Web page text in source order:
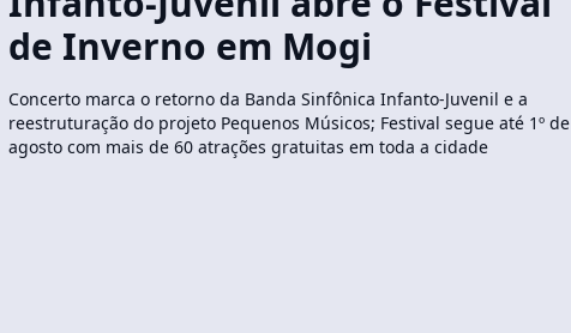
de Inverno em Mogi
Concerto marca o retorno da Banda Sinfônica Infanto-Juvenil e a
reestruturação do projeto Pequenos Músicos; Festival segue até 1º de
agosto com mais de 60 atrações gratuitas em toda a cidade